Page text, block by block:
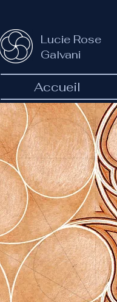
Lucie Rose
Galvani
Accueil